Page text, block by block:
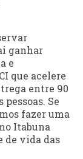
ganhar
e
que acelere
entre 90
Se
fazer uma
Itabuna
de vida das